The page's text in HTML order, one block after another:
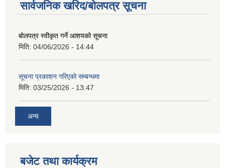
सार्वजनिक खरिद/बोलपत्र सूचना
बोलपत्र स्वीकृत गर्ने आशयको सूचना
मिति: 04/06/2026 - 14:44
सूचना प्रकाशन गरिएको सम्बन्धमा
मिति: 03/25/2026 - 13:47
अन्य
बजेट तथा कार्यक्रम